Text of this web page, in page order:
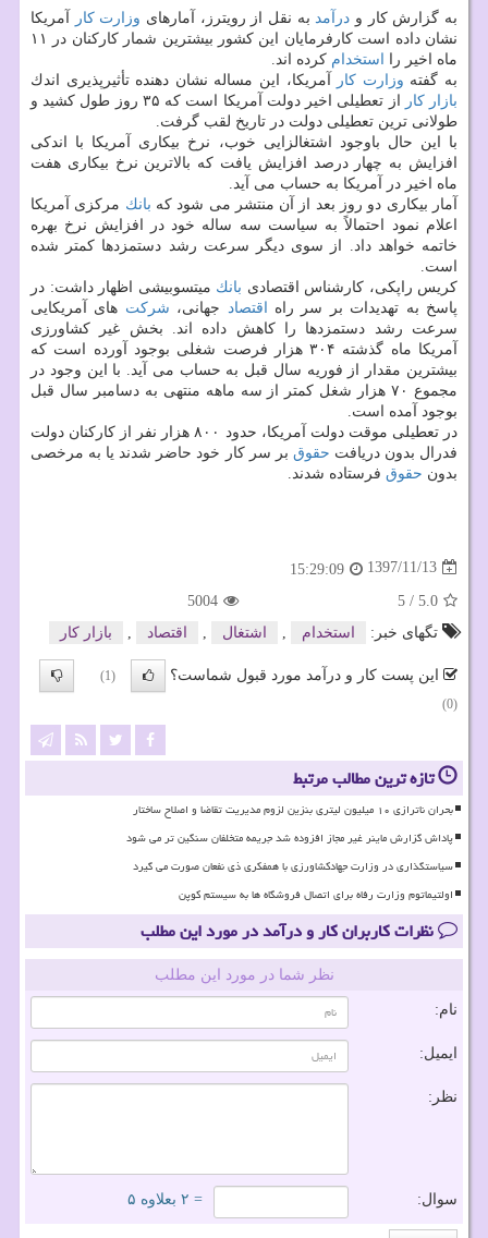
به گزارش كار و درآمدبه نقل از رویترز، آمارهای وزارت كار
آمریكا
نشان داده است كارفرمایان این كشور بیشترین شمار كاركنان در ۱۱
ماه اخیر را
استخدام كرده اند.
به گفته وزارت كار
آمریكا، این مساله نشان دهنده تأثیرپذیری اندك
بازار كار
از تعطیلی اخیر دولت آمریكا است كه ۳۵ روز طول كشید و
طولانی ترین تعطیلی دولت در تاریخ لقب گرفت.
با این حال باوجود اشتغالزایی خوب، نرخ بیكاری آمریكا با اندكی
افزایش به چهار درصد افزایش یافت كه بالاترین نرخ بیكاری هفت
ماه اخیر در آمریكا به حساب می آید.
آمار بیكاری دو روز بعد از آن منتشر می شود كه بانك مركزی آمریكا
اعلام نمود احتمالاً به سیاست سه ساله خود در افزایش نرخ بهره
خاتمه خواهد داد. از سوی دیگر سرعت رشد دستمزدها كمتر شده
است.
كریس راپكی، كارشناس اقتصادی بانك میتسوبیشی اظهار داشت: در
پاسخ به تهدیدات بر سر راه
اقتصاد جهانی، شركت های آمریكایی
سرعت رشد دستمزدها را كاهش داده اند. بخش غیر كشاورزی
آمریكا ماه گذشته ۳۰۴ هزار فرصت شغلی بوجود آورده است كه
بیشترین مقدار از فوریه سال قبل به حساب می آید. با این وجود در
مجموع ۷۰ هزار شغل كمتر از سه ماهه منتهی به دسامبر سال قبل
بوجود آمده است.
در تعطیلی موقت دولت آمریكا، حدود ۸۰۰ هزار نفر از كاركنان دولت
فدرال بدون دریافت حقوق بر سر كار خود حاضر شدند یا به مرخصی
بدون حقوق فرستاده شدند.
1397/11/13
15:29:09
5.0
/
5
5004
تگهای خبر:
استخدام اشتغال اقتصاد بازار كار
این پست کار و درآمد مورد قبول شماست؟
(1)
(0)
تازه ترین مطالب مرتبط
بحران ناترازی ۱۰ میلیون لیتری بنزین لزوم مدیریت تقاضا و اصلاح ساختار
پاداش گزارش ماینر غیر مجاز افزوده شد جریمه متخلفان سنگین تر می شود
سیاستگذاری در وزارت جهادکشاورزی با همفکری ذی نفعان صورت می گیرد
اولتیماتوم وزارت رفاه برای اتصال فروشگاه ها به سیستم کوپن
نظرات کاربران کار و درآمد در مورد این مطلب
نظر شما در مورد این مطلب
نام:
ایمیل:
نظر:
سوال: = ۲ بعلاوه ۵